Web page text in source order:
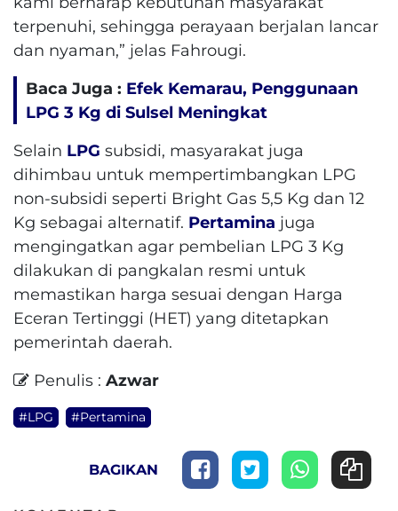
terpenuhi, sehingga perayaan berjalan lancar
dan nyaman,” jelas Fahrougi.
Baca Juga : Efek Kemarau, Penggunaan
LPG 3 Kg di Sulsel Meningkat
Selain LPG subsidi, masyarakat juga
dihimbau untuk mempertimbangkan LPG
non-subsidi seperti Bright Gas 5,5 Kg dan 12
Kg sebagai alternatif. Pertamina juga
mengingatkan agar pembelian LPG 3 Kg
dilakukan di pangkalan resmi untuk
memastikan harga sesuai dengan Harga
Eceran Tertinggi (HET) yang ditetapkan
pemerintah daerah.
Penulis : Azwar
#LPG #Pertamina
BAGIKAN